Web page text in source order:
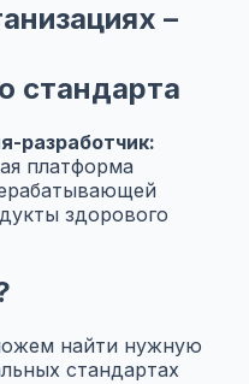
–
стандарта
разработчик:
платформа
здорового
найти нужную
стандартах